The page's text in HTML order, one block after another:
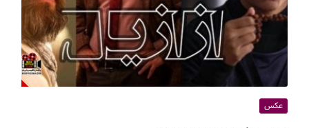
عکس